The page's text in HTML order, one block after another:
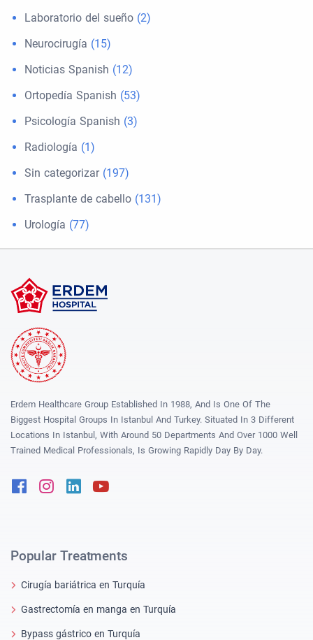
Laboratorio del sueño (2)
Neurocirugía (15)
Noticias Spanish (12)
Ortopedía Spanish (53)
Psicología Spanish (3)
Radiología (1)
Sin categorizar(197)
Trasplante de cabello (131)
Urología (77)
Erdem Healthcare Group Established In 1988, And Is One Of The
Biggest Hospital Groups In Istanbul And Turkey. Situated In 3 Different
Locations In Istanbul, With Around 50 Departments And Over 1000 Well
Trained Medical Professionals, Is Growing Rapidly Day By Day.
FacebookInstagram
Linkedin
Popular Treatments
Cirugía bariátrica en Turquía
Gastrectomía en manga en Turquía
Bypass gástrico en Turquía